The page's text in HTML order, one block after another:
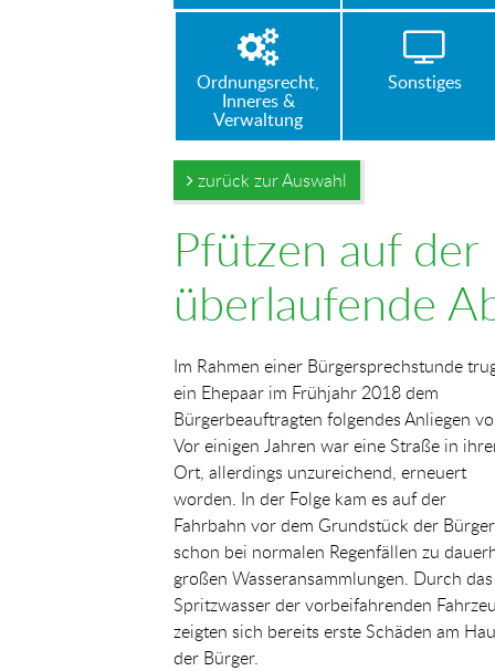
Ordnungsrecht,
Inneres &
Verwaltung
Sonstiges
zurück zur Auswahl
Pfützen auf der
überlaufende
Im Rahmen einer Bürgersprechstunde
ein Ehepaar im Frühjahr 2018 dem
Bürgerbeauftragten folgendes Anliegen
Vor einigen Jahren war eine Straße in
Ort, allerdings unzureichend, erneuert
worden. In der Folge kam es auf der
Fahrbahn vor dem Grundstück der Bürger
schon bei normalen Regenfällen zu
großen Wasseransammlungen. Durch das
Spritzwasser der vorbeifahrenden
zeigten sich bereits erste Schäden am
der Bürger.